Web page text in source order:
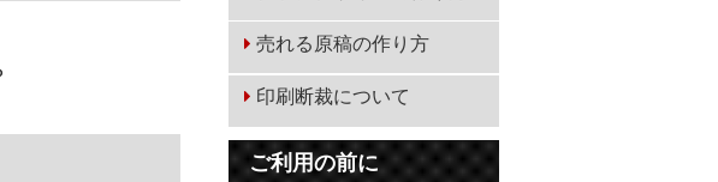
売れる原稿の作り方
印刷断裁について
ご利用の前に